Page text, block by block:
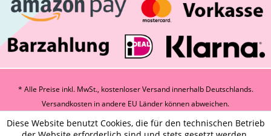
* Alle Preise inkl. MwSt., kostenloser Versand innerhalb Deutschlands.
Versandkosten in andere EU Länder können abweichen.
Diese Website benutzt Cookies, die für den technischen Betrieb